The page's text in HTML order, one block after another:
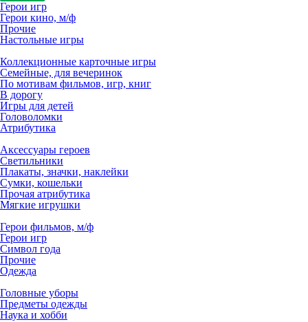
Герои игр
Герои кино, м/ф
Прочие
Настольные игры
Коллекционные карточные игры
Семейные, для вечеринок
По мотивам фильмов, игр, книг
В дорогу
Игры для детей
Головоломки
Атрибутика
Аксессуары героев
Светильники
Плакаты, значки, наклейки
Сумки, кошельки
Прочая атрибутика
Мягкие игрушки
Герои фильмов, м/ф
Герои игр
Символ года
Прочие
Одежда
Головные уборы
Предметы одежды
Наука и хобби